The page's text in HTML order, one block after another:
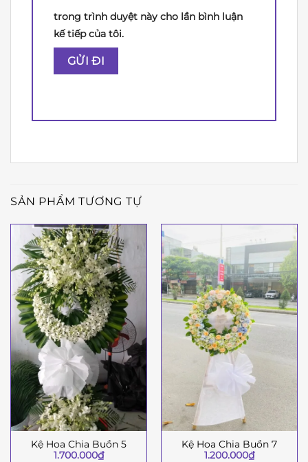
trong trình duyệt này cho lần bình luận
kế tiếp của tôi.
SẢN PHẨM TƯƠNG TỰ
Kệ Hoa Chia Buồn 5
1.700.000₫
Kệ Hoa Chia Buồn 7
1.200.000₫